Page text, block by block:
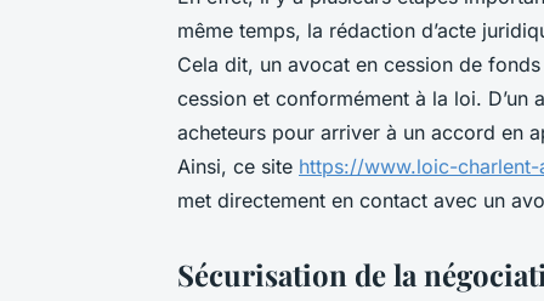
même temps, la rédaction d’acte
Cela dit, un avocat en cession de
cession et conformément à la loi.
acheteurs pour arriver à un accord en
Ainsi, ce site https://www.loic-
met directement en contact avec un
Sécurisation de la